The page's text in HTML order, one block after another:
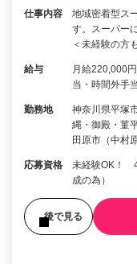
仕事内容
地域密着型ス
す。スーパー
＜未経験の方
給与
月給220,000
当・時間外手
勤務地
神奈川県平塚
縄・御殿・菫
田原市（中村原
応募資格
未経験OK！
成の為）
後で見る